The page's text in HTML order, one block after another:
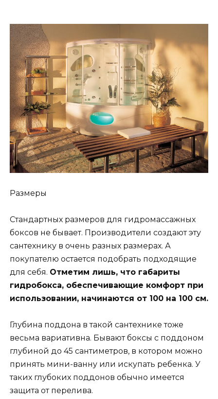
Размеры
Стандартных размеров для гидромассажных
боксов не бывает. Производители создают эту
сантехнику в очень разных размерах. А
покупателю остается подобрать подходящие
для себя. Отметим лишь, что габариты
гидробокса, обеспечивающие комфорт при
использовании, начинаются от 100 на 100 см.
Глубина поддона в такой сантехнике тоже
весьма вариативна. Бывают боксы с поддоном
глубиной до 45 сантиметров, в котором можно
принять мини-ванну или искупать ребенка. У
таких глубоких поддонов обычно имеется
защита от перелива.